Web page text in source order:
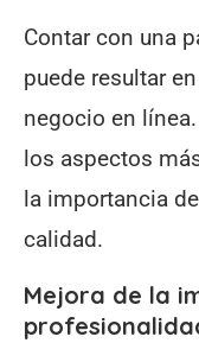
Contar con una
puede resultar
negocio en
los aspectos
la importancia
calidad.
Mejora de la